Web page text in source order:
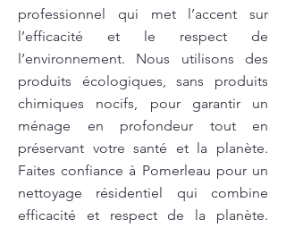
professionnel qui met l’accent sur
l’efficacité et le respect de
l’environnement. Nous utilisons des
produits écologiques, sans produits
chimiques nocifs, pour garantir un
ménage en profondeur tout en
préservant votre santé et la planète.
Faites confiance à Pomerleau pour un
nettoyage résidentiel qui combine
efficacité et respect de la planète.